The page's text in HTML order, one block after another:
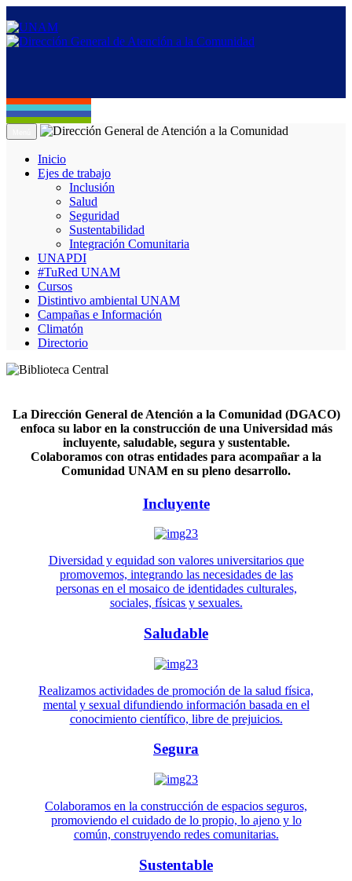
Inicio
Ejes de trabajo
Inclusión
Salud
Seguridad
Sustentabilidad
Integración Comunitaria
UNAPDI
#TuRed UNAM
Cursos
Distintivo ambiental UNAM
Campañas e Información
Climatón
Directorio
La Dirección General de Atención a la Comunidad (DGACO)
enfoca su labor en la construcción de una Universidad más
incluyente, saludable, segura y sustentable.
Colaboramos con otras entidades para acompañar a la
Comunidad UNAM en su pleno desarrollo.
Incluyente
Diversidad y equidad son valores universitarios que
promovemos, integrando las necesidades de las
personas en el mosaico de identidades culturales,
sociales, físicas y sexuales.
Saludable
Realizamos actividades de promoción de la salud física,
mental y sexual difundiendo información basada en el
conocimiento científico, libre de prejuicios.
Segura
Colaboramos en la construcción de espacios seguros,
promoviendo el cuidado de lo propio, lo ajeno y lo
común, construyendo redes comunitarias.
Sustentable